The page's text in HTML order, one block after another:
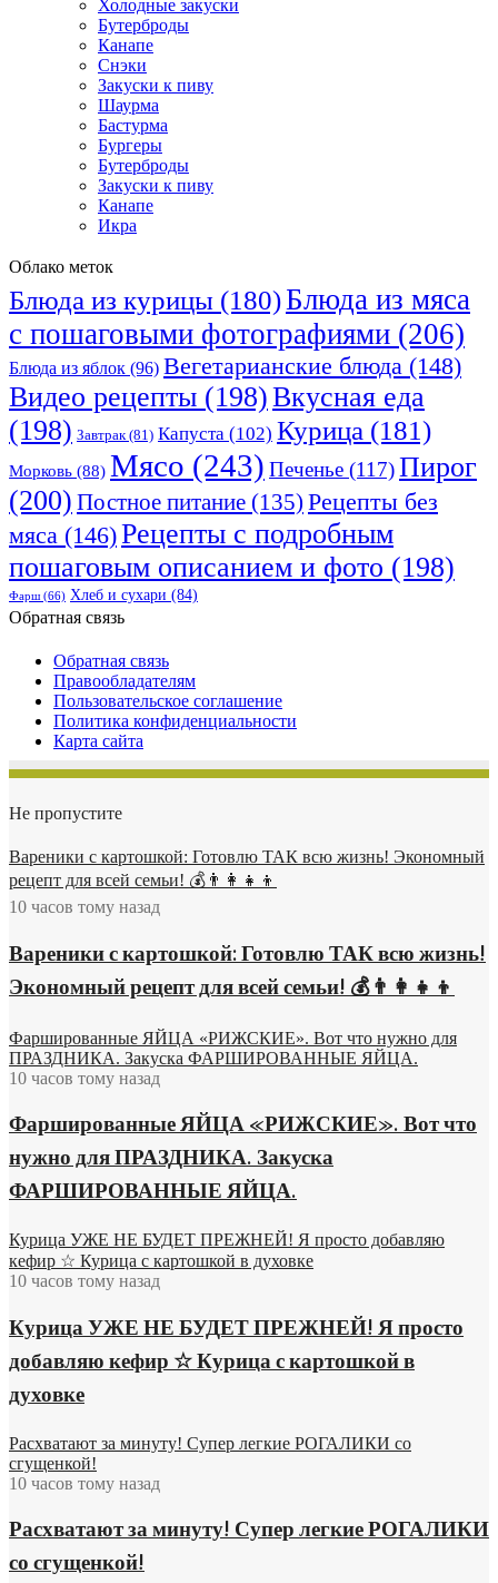
Холодные закуски
Бутерброды
Канапе
Снэки
Закуски к пиву
Шаурма
Бастурма
Бургеры
Бутерброды
Закуски к пиву
Канапе
Икра
Облако меток
Блюда из курицы (180)Блюда из мяса
с пошаговыми фотографиями (206)
Блюда из яблок (96) Вегетарианские блюда (148)
Видео рецепты (198)Вкусная еда
(198) Завтрак(81) Капуста (102) Курица (181)
Морковь (88) Мясо (243) Печенье (117)Пирог
(200) Постное питание (135) Рецепты без
мяса (146)Рецепты с подробным
пошаговым описанием и фото (198)
Фарш(66) Хлеб и сухари (84)
Обратная связь
Обратная связь
Правообладателям
Пользовательское соглашение
Политика конфиденциальности
Карта сайта
Не пропустите
Вареники с картошкой: Готовлю ТАК всю жизнь! Экономный
рецепт для всей семьи! 💰👨👩👧👦
10 часов тому назад
Вареники с картошкой: Готовлю ТАК всю жизнь!
Экономный рецепт для всей семьи! 💰👨👩👧👦
Фаршированные ЯЙЦА «РИЖСКИЕ». Вот что нужно для
ПРАЗДНИКА. Закуска ФАРШИРОВАННЫЕ ЯЙЦА.
10 часов тому назад
Фаршированные ЯЙЦА «РИЖСКИЕ». Вот что
нужно для ПРАЗДНИКА. Закуска
ФАРШИРОВАННЫЕ ЯЙЦА.
Курица УЖЕ НЕ БУДЕТ ПРЕЖНЕЙ! Я просто добавляю
кефир ☆ Курица с картошкой в духовке
10 часов тому назад
Курица УЖЕ НЕ БУДЕТ ПРЕЖНЕЙ! Я просто
добавляю кефир ☆ Курица с картошкой в
духовке
Расхватают за минуту! Супер легкие РОГАЛИКИ со
сгущенкой!
10 часов тому назад
Расхватают за минуту! Супер легкие РОГАЛИКИ
со сгущенкой!